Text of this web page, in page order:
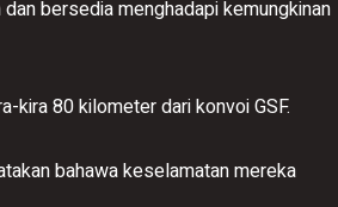
bersedia menghadapi kemungkinan
kira 80 kilometer dari konvoi GSF.
bahawa keselamatan mereka